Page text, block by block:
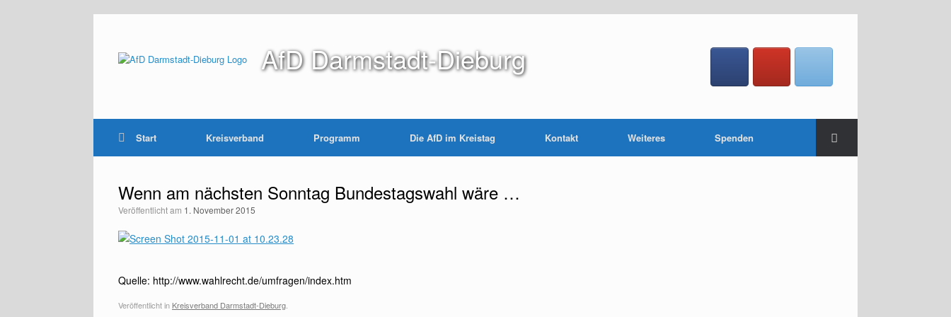
AfD Darmstadt-Dieburg
Start Kreisverband Programm Die AfD im Kreistag Kontakt Weiteres Spenden
Wenn am nächsten Sonntag Bundestagswahl wäre …
Veröffentlicht am 1. November 2015
Quelle: http://www.wahlrecht.de/umfragen/index.htm
Veröffentlicht in Kreisverband Darmstadt-Dieburg.